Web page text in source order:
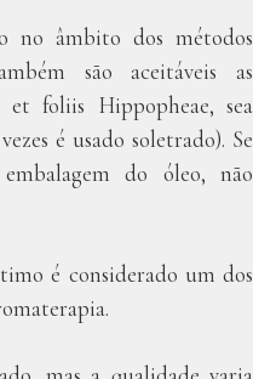
no âmbito dos métodos
são aceitáveis as
et foliis Hippopheae, sea
é usado soletrado). Se
do óleo, não
é considerado um dos